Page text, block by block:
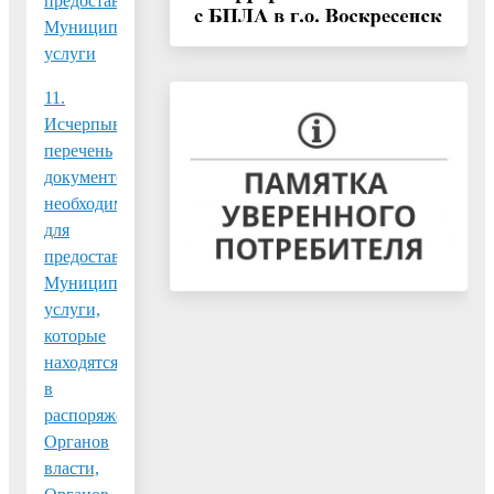
Муниципальной
услуги
11.
Исчерпывающий
перечень
документов,
необходимых
для
предоставления
Муниципальной
услуги,
которые
находятся
в
распоряжении
Органов
власти,